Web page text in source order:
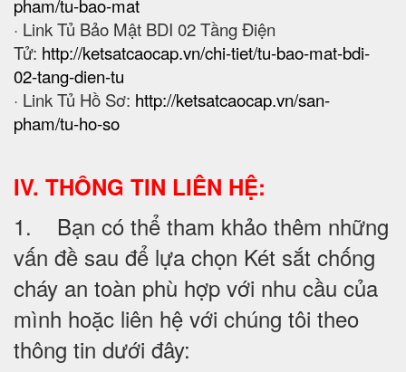
pham/tu-bao-mat
· Link Tủ Bảo Mật BDI 02 Tầng Điện
Tử: http://ketsatcaocap.vn/chi-tiet/tu-bao-mat-bdi-
02-tang-dien-tu
· Link Tủ Hồ Sơ: http://ketsatcaocap.vn/san-
pham/tu-ho-so
IV. THÔNG TIN LIÊN HỆ:
1. Bạn có thể tham khảo thêm những
vấn đề sau để lựa chọn Két sắt chống
cháy an toàn phù hợp với nhu cầu của
mình hoặc liên hệ với chúng tôi theo
thông tin dưới đây: